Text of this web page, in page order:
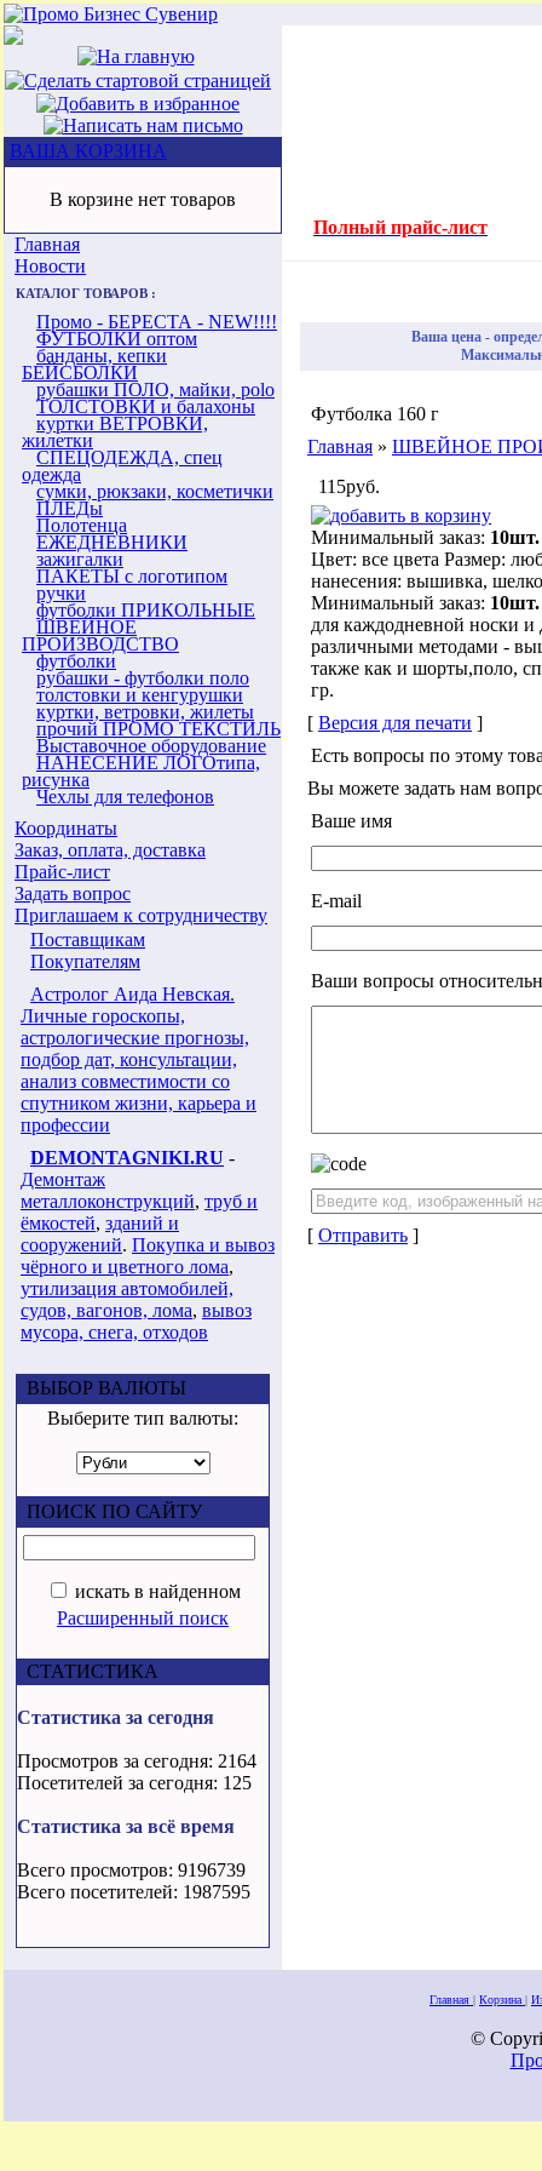
ВАША КОРЗИНА
В корзине нет товаров
Главная
Новости
КАТАЛОГ ТОВАРОВ :
Промо - БЕРЕСТА - NEW!!!!
ФУТБОЛКИ оптом
банданы, кепки
БЕЙСБОЛКИ
рубашки ПОЛО, майки, polo
ТОЛСТОВКИ и балахоны
куртки ВЕТРОВКИ,
жилетки
СПЕЦОДЕЖДА, спец
одежда
сумки, рюкзаки, косметички
ПЛЕДы
Полотенца
ЕЖЕДНЕВНИКИ
зажигалки
ПАКЕТЫ с логотипом
ручки
футболки ПРИКОЛЬНЫЕ
ШВЕЙНОЕ
ПРОИЗВОДСТВО
футболки
рубашки - футболки поло
толстовки и кенгурушки
куртки, ветровки, жилеты
прочий ПРОМО ТЕКСТИЛЬ
Выставочное оборудование
НАНЕСЕНИЕ ЛОГОтипа,
рисунка
Чехлы для телефонов
Координаты
Заказ, оплата, доставка
Прайс-лист
Задать вопрос
Приглашаем к сотрудничеству
Поставщикам
Покупателям
Астролог Аида Невская.
Личные гороскопы,
астрологические прогнозы,
подбор дат, консультации,
анализ совместимости со
спутником жизни, карьера и
профессии
DEMONTAGNIKI.RU -
Демонтаж
металлоконструкций, труб и
ёмкостей, зданий и
сооружений. Покупка и вывоз
чёрного и цветного лома,
утилизация автомобилей,
судов, вагонов, лома, вывоз
мусора, снега, отходов
ВЫБОР ВАЛЮТЫ
Выберите тип валюты:
ПОИСК ПО САЙТУ
искать в найденном
Расширенный поиск
СТАТИСТИКА
Статистика за сегодня
Просмотров за сегодня: 2164
Посетителей за сегодня: 125
Статистика за всё время
Всего просмотров: 9196739
Всего посетителей: 1987595
Полный прайс-лист
Ваша цена -
Футболка 160 г
Главная » ШВЕЙНОЕ
115руб.
Минимальный заказ: 10шт.
Цвет: все цвета Размер:
нанесения: вышивка,
Минимальный заказ: 10шт.
для каждодневной носки и
различными методами -
также как и шорты,поло,
гр.
[ Версия для печати ]
Есть вопросы по этому
Вы можете задать нам
Ваше имя
E-mail
Ваши вопросы
[ Отправить ]
Главная | Корзина |
©